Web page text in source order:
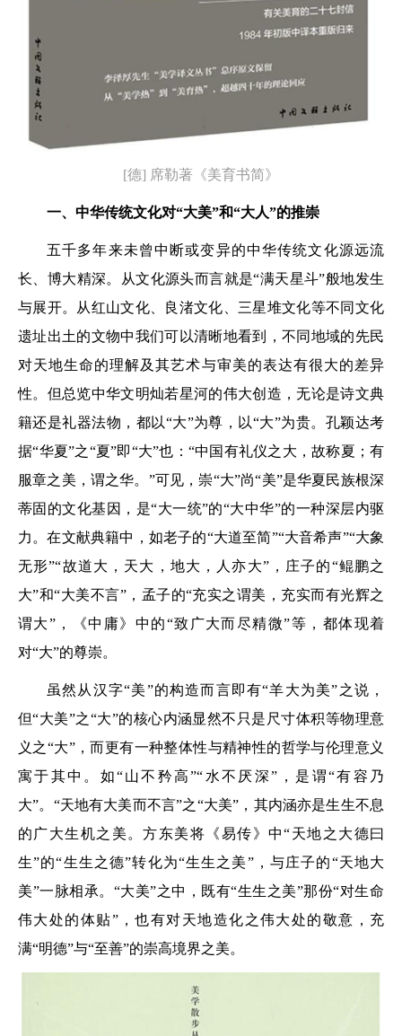
[德] 席勒著《美育书简》
一、 中华传统文化对“大美”和“大人”的推崇
五千多年来未曾中断或变异的中华传统文化源远流
长、博大精深。从文化源头而言就是“满天星斗”般地发生
与展开。从红山文化、良渚文化、三星堆文化等不同文化
遗址出土的文物中我们可以清晰地看到，不同地域的先民
对天地生命的理解及其艺术与审美的表达有很大的差异
性。但总览中华文明灿若星河的伟大创造，无论是诗文典
籍还是礼器法物，都以“大”为尊，以“大”为贵。孔颖达考
据“华夏”之“夏”即“大”也：“中国有礼仪之大，故称夏；有
服章之美，谓之华。”可见，崇“大”尚“美”是华夏民族根深
蒂固的文化基因，是“大一统”的“大中华”的一种深层内驱
力。在文献典籍中，如老子的“大道至简”“大音希声”“大象
无形”“故道大，天大，地大，人亦大”，庄子的“鲲鹏之
大”和“大美不言”，孟子的“充实之谓美，充实而有光辉之
谓大”，《中庸》中的“致广大而尽精微”等，都体现着
对“大”的尊崇。
虽然从汉字“美”的构造而言即有“羊大为美”之说，
但“大美”之“大”的核心内涵显然不只是尺寸体积等物理意
义之“大”，而更有一种整体性与精神性的哲学与伦理意义
寓于其中。如“山不矜高”“水不厌深”，是谓“有容乃
大”。“天地有大美而不言”之“大美”，其内涵亦是生生不息
的广大生机之美。方东美将《易传》中“天地之大德曰
生”的“生生之德”转化为“生生之美”，与庄子的“天地大
美”一脉相承。“大美”之中，既有“生生之美”那份“对生命
伟大处的体贴”，也有对天地造化之伟大处的敬意，充
满“明德”与“至善”的崇高境界之美。